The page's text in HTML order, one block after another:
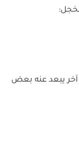
يبعد عنه بعض